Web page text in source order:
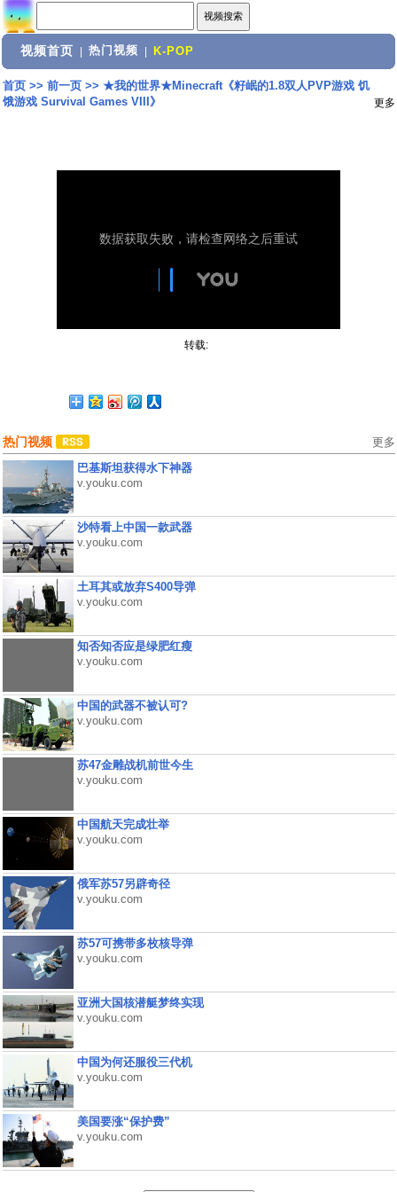
视频首页 热门视频 K-POP
首页>> 前一页>> ★我的世界★Minecraft《籽岷的1.8双人PVP游戏 饥
饿游戏 Survival Games VIII》
更多
转载:
热门视频 更多
巴基斯坦获得水下神器
v.youku.com
沙特看上中国一款武器
v.youku.com
土耳其或放弃S400导弹
v.youku.com
知否知否应是绿肥红瘦
v.youku.com
中国的武器不被认可?
v.youku.com
苏47金雕战机前世今生
v.youku.com
中国航天完成壮举
v.youku.com
俄军苏57另辟奇径
v.youku.com
苏57可携带多枚核导弹
v.youku.com
亚洲大国核潜艇梦终实现
v.youku.com
中国为何还服役三代机
v.youku.com
美国要涨“保护费”
v.youku.com